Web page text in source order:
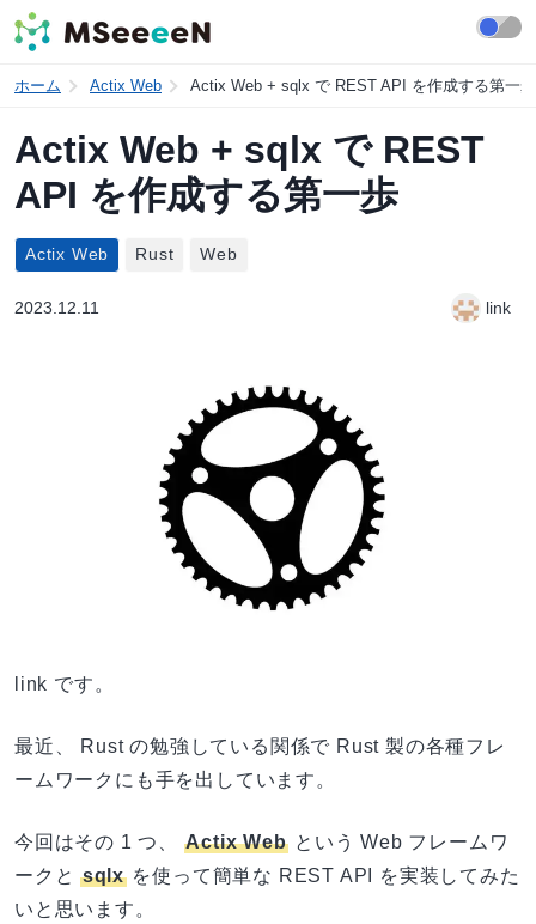
ホーム Actix Web Actix Web + sqlx で REST API を作成する第一歩
Actix Web + sqlx で REST
API を作成する第一歩
Actix Web Rust Web
2023.12.11 link
link です。
最近、 Rust の勉強している関係で Rust 製の各種フレ
ームワークにも手を出しています。
今回はその 1 つ、 Actix Web という Web フレームワ
ークとsqlxを使って簡単な REST API を実装してみた
いと思います。